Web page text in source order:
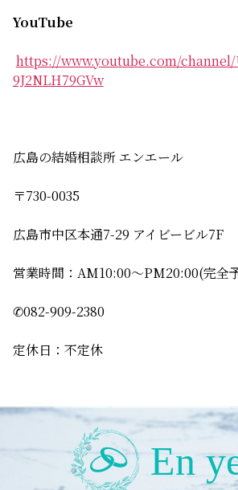
YouTube
https://www.youtube.com/channel/
9J2NLH79GVw
広島の結婚相談所 エンエール
〒730-0035
広島市中区本通7-29 アイビービル7F
営業時間：AM10:00〜PM20:00(完全
✆082-909-2380
定休日：不定休